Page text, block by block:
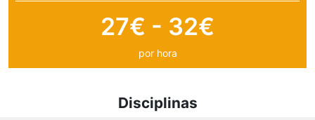
27€ - 32€
por hora
Disciplinas